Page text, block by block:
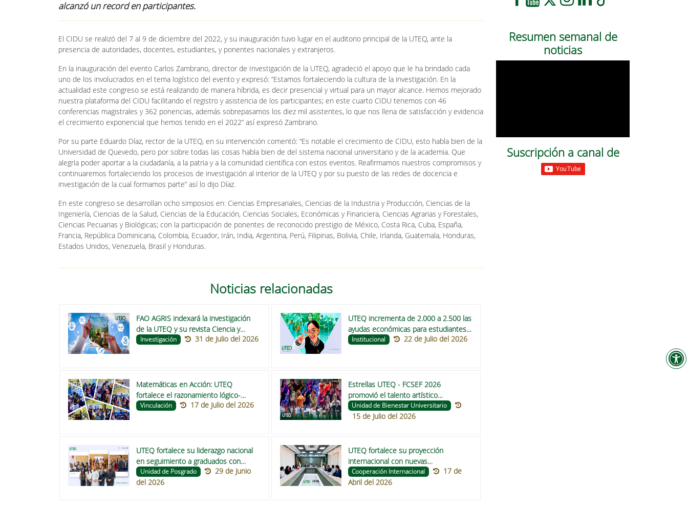
alcanzó un record en participantes.
El CIDU se realizó del 7 al 9 de diciembre del 2022, y su inauguración tuvo lugar en el auditorio principal de la UTEQ, ante la
presencia de autoridades, docentes, estudiantes, y ponentes nacionales y extranjeros.
En la inauguración del evento Carlos Zambrano, director de Investigación de la UTEQ, agradeció el apoyo que le ha brindado cada
uno de los involucrados en el tema logístico del evento y expresó: “Estamos fortaleciendo la cultura de la investigación. En la
actualidad este congreso se está realizando de manera híbrida, es decir presencial y virtual para un mayor alcance. Hemos mejorado
nuestra plataforma del CIDU facilitando el registro y asistencia de los participantes; en este cuarto CIDU tenemos con 46
conferencias magistrales y 362 ponencias, además sobrepasamos los diez mil asistentes, lo que nos llena de satisfacción y evidencia
el crecimiento exponencial que hemos tenido en el 2022” así expresó Zambrano.
Por su parte Eduardo Díaz, rector de la UTEQ, en su intervención comentó: “Es notable el crecimiento de CIDU, esto habla bien de la
Universidad de Quevedo, pero por sobre todas las cosas habla bien de del sistema nacional universitario y de la academia. Que
alegría poder aportar a la ciudadanía, a la patria y a la comunidad científica con estos eventos. Reafirmamos nuestros compromisos y
continuaremos fortaleciendo los procesos de investigación al interior de la UTEQ y por su puesto de las redes de docencia e
investigación de la cual formamos parte” así lo dijo Díaz.
En este congreso se desarrollan ocho simposios en: Ciencias Empresariales, Ciencias de la Industria y Producción, Ciencias de la
Ingeniería, Ciencias de la Salud, Ciencias de la Educación, Ciencias Sociales, Económicas y Financiera, Ciencias Agrarias y Forestales,
Ciencias Pecuarias y Biológicas; con la participación de ponentes de reconocido prestigio de México, Costa Rica, Cuba, España,
Francia, República Dominicana, Colombia, Ecuador, Irán, India, Argentina, Perú, Filipinas, Bolivia, Chile, Irlanda, Guatemala, Honduras,
Estados Unidos, Venezuela, Brasil y Honduras.
Noticias relacionadas
FAO AGRIS indexará la investigación
de la UTEQ y su revista Ciencia y
Tecnología
Investigación 31 de Julio del 2026
UTEQ incrementa de 2.000 a 2.500 las
ayudas económicas para estudiantes
de pregrado en 2026
Institucional 22 de Julio del 2026
Matemáticas en Acción: UTEQ
fortalece el razonamiento lógico-
matemático en escuelas de Buena Fe
Vinculación 17 de Julio del 2026
Estrellas UTEQ - FCSEF 2026
promovió el talento artístico
estudiantil
Unidad de Bienestar Universitario
15 de Julio del 2026
UTEQ fortalece su liderazgo nacional
en seguimiento a graduados con
participación en la directiva de la
RENSEG
Unidad de Posgrado
29 de Junio
del 2026
UTEQ fortalece su proyección
internacional con nuevas
oportunidades académicas
Cooperación Internacional
17 de
Abril del 2026
Resumen semanal de
noticias
Suscripción a canal de